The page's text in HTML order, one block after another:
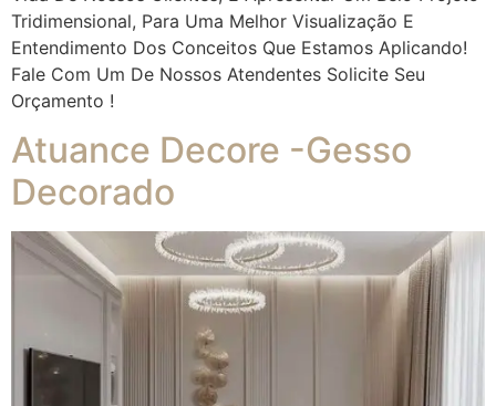
Tridimensional, Para Uma Melhor Visualização E
Entendimento Dos Conceitos Que Estamos Aplicando!
Fale Com Um De Nossos Atendentes Solicite Seu
Orçamento !
Atuance Decore -Gesso
Decorado